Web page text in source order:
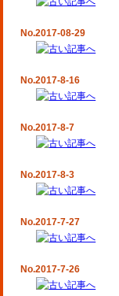
No.2017-08-29
No.2017-8-16
No.2017-8-7
No.2017-8-3
No.2017-7-27
No.2017-7-26